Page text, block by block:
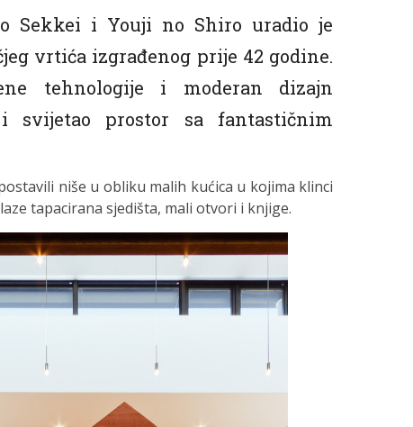
Sekkei i Youji no Shiro uradio je
vrtića izgrađenog prije 42 godine.
tehnologije i moderan dizajn
prostor sa fantastičnim
niše u obliku malih kućica u kojima klinci
tapacirana sjedišta, mali otvori i knjige.